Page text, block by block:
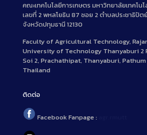
คณะเทคโนโลยีการเกษตร มหาวิทยาลัยเทคโ
เลขที่ 2 พหลโยธิน 87 ซอย 2 ตำบลประชาธิปั
จังหวัดปทุมธานี 12130
Faculty of Agricultural Technology,
University of Technology Thanyaburi 2
Soi 2, Prachathipat, Thanyaburi, Pathum
Thailand
ติดต่อ
Facebook Fanpage :